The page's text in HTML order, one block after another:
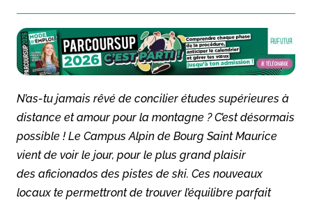
N’as-tu jamais rêvé de concilier études supérieures à
distance et amour pour la montagne ? C’est désormais
possible ! Le Campus Alpin de Bourg Saint Maurice
vient de voir le jour, pour le plus grand plaisir
des aficionados des pistes de ski. Ces nouveaux
locaux te permettront de trouver l’équilibre parfait